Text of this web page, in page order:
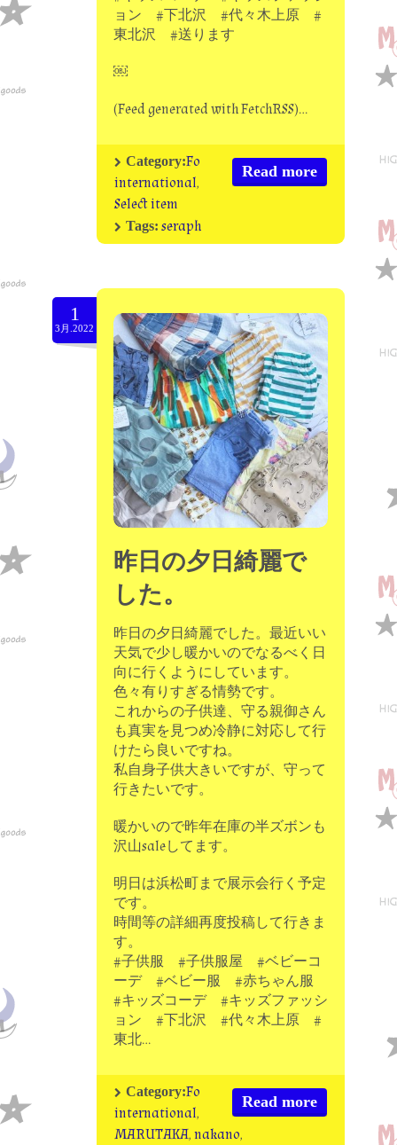
ョン #下北沢 #代々木上原 #
東北沢 #送ります
￼
(Feed generated with FetchRSS)…
Read more
Category:Fo
international,
Select item
Tags: seraph
1
3月.2022
昨日の夕日綺麗で
した。
昨日の夕日綺麗でした。最近いい
天気で少し暖かいのでなるべく日
向に行くようにしています。
色々有りすぎる情勢です。
これからの子供達、守る親御さん
も真実を見つめ冷静に対応して行
けたら良いですね。
私自身子供大きいですが、守って
行きたいです。
暖かいので昨年在庫の半ズボンも
沢山saleしてます。
明日は浜松町まで展示会行く予定
です。
時間等の詳細再度投稿して行きま
す。
#子供服 #子供服屋 #ベビーコ
ーデ #ベビー服 #赤ちゃん服
#キッズコーデ #キッズファッシ
ョン #下北沢 #代々木上原 #
東北…
Read more
Category:Fo
international,
MARUTAKA,nakano,